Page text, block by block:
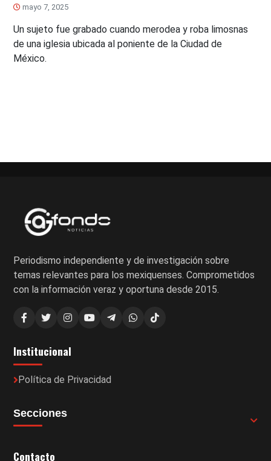
mayo 7, 2025
Un sujeto fue grabado cuando merodea y roba limosnas
de una iglesia ubicada al poniente de la Ciudad de
México.
entradas
Periodismo independiente y de investigación sobre
temas relevantes para los mexiquenses. Comprometidos
con la información veraz y oportuna desde 2015.
Institucional
Política de Privacidad
Secciones
Contacto